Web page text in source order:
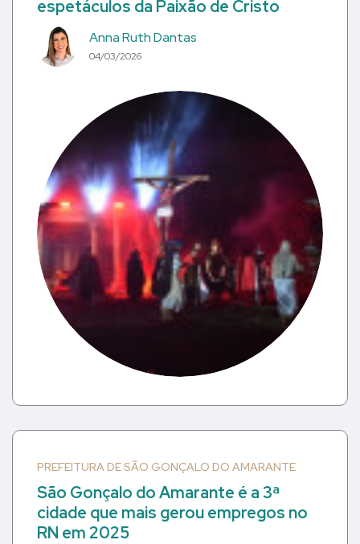
espetáculos da Paixão de Cristo
Anna Ruth Dantas
04/03/2026
PREFEITURA DE SÃO GONÇALO DO AMARANTE
São Gonçalo do Amarante é a 3ª
cidade que mais gerou empregos no
RN em 2025